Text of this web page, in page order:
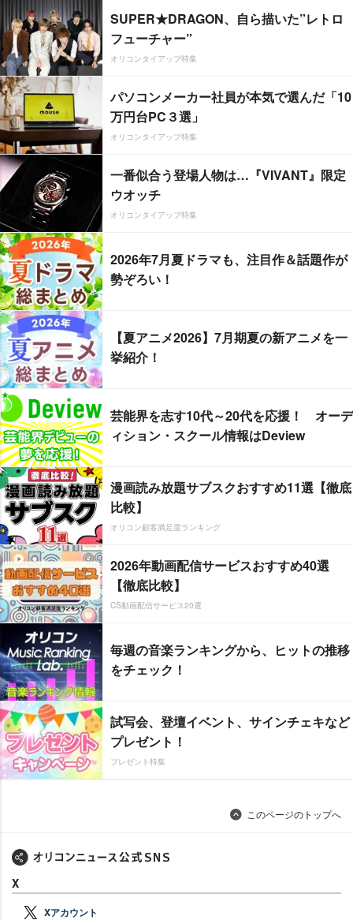
SUPER★DRAGON、自ら描いた”レトロ
フューチャー”
オリコンタイアップ特集
パソコンメーカー社員が本気で選んだ「10
万円台PC３選」
オリコンタイアップ特集
一番似合う登場人物は…『VIVANT』限定
ウオッチ
オリコンタイアップ特集
2026年7月夏ドラマも、注目作＆話題作が
勢ぞろい！
【夏アニメ2026】7月期夏の新アニメを一
挙紹介！
芸能界を志す10代～20代を応援！ オーデ
ィション・スクール情報はDeview
漫画読み放題サブスクおすすめ11選【徹底
比較】
オリコン顧客満足度ランキング
2026年動画配信サービスおすすめ40選
【徹底比較】
CS動画配信サービス20選
毎週の音楽ランキングから、ヒットの推移
をチェック！
試写会、登壇イベント、サインチェキなど
プレゼント！
プレゼント特集
このページのトップへ
X
Xアカウント